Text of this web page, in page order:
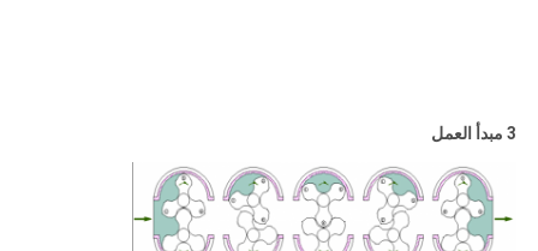
3 مبدأ العمل